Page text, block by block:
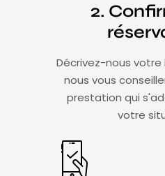
2.
Décrivez-nous
nous vous
prestation qui
votre